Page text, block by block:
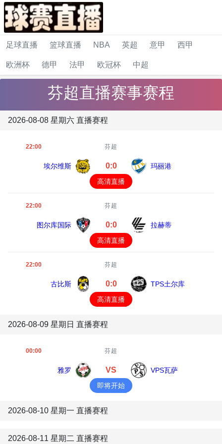
足球直播 篮球直播 NBA 英超 意甲 西甲
欧洲杯 德甲 法甲 欧冠杯 中超
芬超直播赛事赛程
2026-08-08 星期六 直播赛程
22:00 芬超
埃尔维斯 0:0
玛丽港
高清直播
22:00 芬超
图尔库国际 0:0
拉赫蒂
高清直播
22:00 芬超
古比斯 0:0
TPS土尔库
高清直播
2026-08-09 星期日 直播赛程
00:00 芬超
雅罗 VS
VPS瓦萨
即将开始
2026-08-10 星期一 直播赛程
2026-08-11 星期二 直播赛程